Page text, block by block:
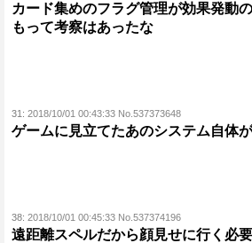
カード集めのフラグ管理が効果発動
もって考察はあったな
31: 2018/10/01 00:43:33 No.537373648
ゲームに見立てたあのシステム自体
38: 2018/10/01 00:45:33 No.537374196
遠距離スペルだから顔見せに行く必